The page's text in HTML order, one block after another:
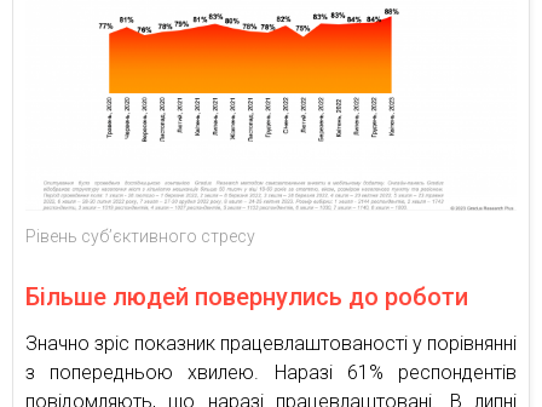
Рівень суб’єктивного стресу
Більше людей повернулись до роботи
Значно зріс показник працевлаштованості у порівнянні
з попередньою хвилею. Наразі 61% респондентів
повідомляють, що наразі працевлаштовані. В липні